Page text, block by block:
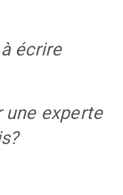
écrire
une experte